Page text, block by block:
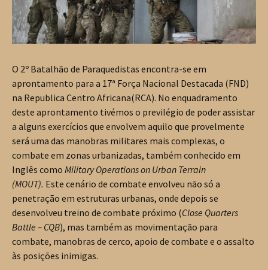
O 2º Batalhão de Paraquedistas encontra-se em
aprontamento para a 17ª Força Nacional Destacada (FND)
na Republica Centro Africana(RCA). No enquadramento
deste aprontamento tivémos o previlégio de poder assistar
a alguns exercícios que envolvem aquilo que provelmente
será uma das manobras militares mais complexas, o
combate em zonas urbanizadas, também conhecido em
Inglês como Military Operations on Urban Terrain
(MOUT). Este cenário de combate envolveu não só a
penetração em estruturas urbanas, onde depois se
desenvolveu treino de combate próximo (Close Quarters
Battle – CQB), mas também as movimentação para
combate, manobras de cerco, apoio de combate e o assalto
às posições inimigas.